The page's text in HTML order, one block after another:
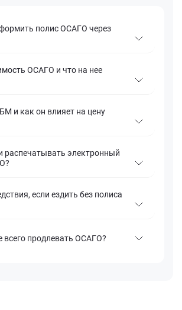
полис ОСАГО через
ОСАГО и что на нее
и как он влияет на цену
распечатывать электронный
если ездить без полиса
всего продлевать ОСАГО?